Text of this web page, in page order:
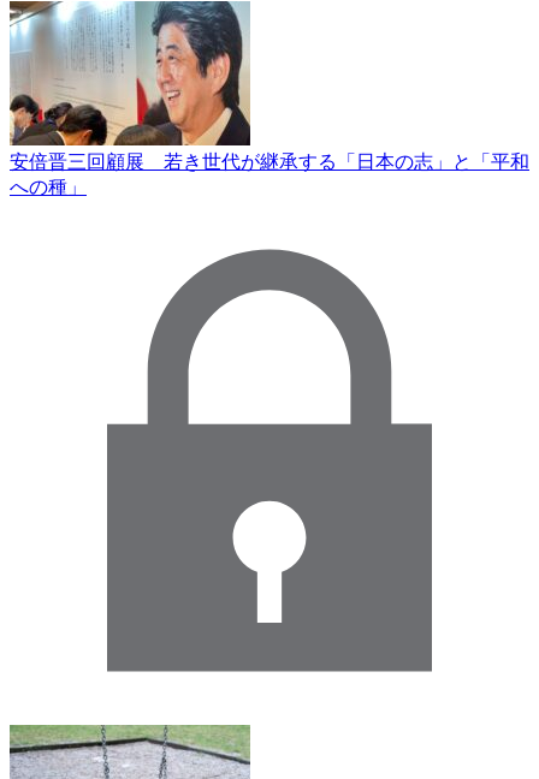
安倍晋三回顧展 若き世代が継承する「日本の志」と「平和
への種」